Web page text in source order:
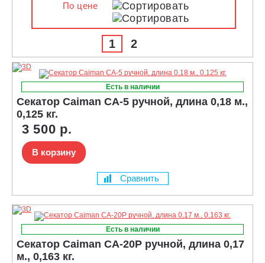
По цене
1 2
Есть в наличии
Секатор Caiman CA-5 ручной, длина 0,18 м.,
0,125 кг.
3 500 р.
В корзину
Сравнить
Есть в наличии
Секатор Caiman CA-20P ручной, длина 0,17
м., 0,163 кг.